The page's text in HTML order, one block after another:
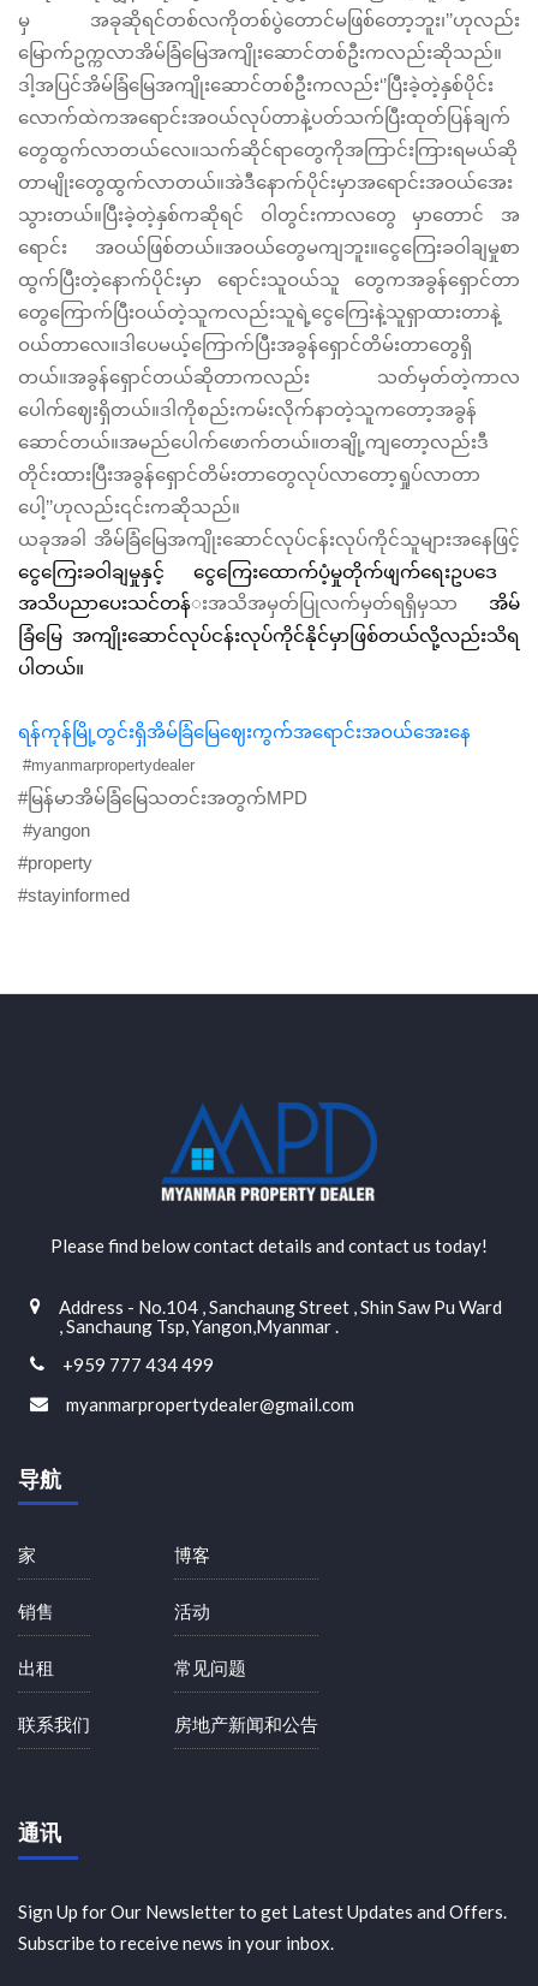
မှ အခုဆိုရင်တစ်လကိုတစ်ပွဲတောင်မဖြစ်တော့ဘူး၊’’ဟုလည်း
မြောက်ဥက္ကလာအိမ်ခြံမြေအကျိုးဆောင်တစ်ဦးကလည်းဆိုသည်။
ဒါ့အပြင်အိမ်ခြံမြေအကျိုးဆောင်တစ်ဦးကလည်း‘’ပြီးခဲ့တဲ့နှစ်ပိုင်း
လောက်ထဲကအရောင်းအဝယ်လုပ်တာနဲ့ပတ်သက်ပြီးထုတ်ပြန်ချက်
တွေထွက်လာတယ်လေ။သက်ဆိုင်ရာတွေကိုအကြာင်းကြားရမယ်ဆို
တာမျိုးတွေထွက်လာတယ်။အဲဒီနောက်ပိုင်းမှာအရောင်းအဝယ်အေး
သွားတယ်။ပြီးခဲ့တဲ့နှစ်ကဆိုရင် ဝါတွင်းကာလတွေ မှာတောင် အ
ရောင်း အဝယ်ဖြစ်တယ်။အဝယ်တွေမကျဘူး။ငွေကြေးခဝါချမှုစာ
ထွက်ပြီးတဲ့နောက်ပိုင်းမှာ ရောင်းသူဝယ်သူ တွေကအခွန်ရှောင်တာ
တွေကြောက်ပြီးဝယ်တဲ့သူကလည်းသူရဲ့ငွေကြေးနဲ့သူရှာထားတာနဲ့
ဝယ်တာလေ။ဒါပေမယ့်ကြောက်ပြီးအခွန်ရှောင်တိမ်းတာတွေရှိ
တယ်။အခွန်ရှောင်တယ်ဆိုတာကလည်း သတ်မှတ်တဲ့ကာလ
ပေါက်ဈေးရှိတယ်။ဒါကိုစည်းကမ်းလိုက်နာတဲ့သူကတော့အခွန်
ဆောင်တယ်။အမည်ပေါက်ဖောက်တယ်။တချို့ကျတော့လည်းဒီ
တိုင်းထားပြီးအခွန်ရှောင်တိမ်းတာတွေလုပ်လာတော့ရှုပ်လာတာ
ပေါ့’’ဟုလည်း၎င်းကဆိုသည်။
ယခုအခါ အိမ်ခြံမြေအကျိုးဆောင်လုပ်ငန်းလုပ်ကိုင်သူများအနေဖြင့်
ငွေကြေးခဝါချမှုနှင့် ငွေကြေးထောက်ပံ့မှုတိုက်ဖျက်ရေးဥပဒေ
အသိပညာပေးသင်တန်းအသိအမှတ်ပြုလက်မှတ်ရရှိမှသာ အိမ်
ခြံမြေ အကျိုးဆောင်လုပ်ငန်းလုပ်ကိုင်နိုင်မှာဖြစ်တယ်လို့လည်းသိရ
ပါတယ်။
ရန်ကုန်မြို့တွင်းရှိအိမ်ခြံမြေဈေးကွက်အရောင်းအဝယ်အေးနေ
#myanmarpropertydealer
#မြန်မာအိမ်ခြံမြေသတင်းအတွက်MPD
#yangon
#property
#stayinformed
Please find below contact details and contact us today!
Address - No.104 , Sanchaung Street , Shin Saw Pu Ward
, Sanchaung Tsp, Yangon,Myanmar .
+959 777 434 499
myanmarpropertydealer@gmail.com
导航
家
销售
出租
联系我们
博客
活动
常见问题
房地产新闻和公告
通讯
Sign Up for Our Newsletter to get Latest Updates and Offers.
Subscribe to receive news in your inbox.